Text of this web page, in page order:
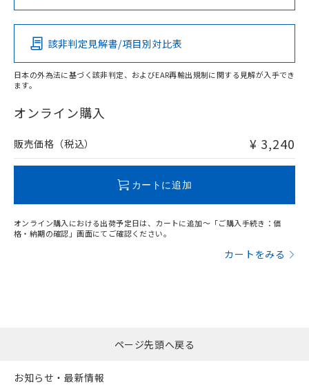
Pb Hg Cd Cr(VI)
O
在庫等で未対応品が混在する可能性があります。
問い合わせください。
この製品の規格認証/適合状況ページへ
その他の認証はこちらのページからご検索ください
該非判定見解書/項目別対比表
日本の外為法に基づく該非判定、およびEAR再輸出規制に関する見解が入手でき
ます。
オンライン購入
販売価格（税込） ¥ 3,240
カートに追加
オンライン購入における出荷予定日は、カートに追加～「ご購入手続き：価
格・納期の確認」画面にてご確認ください。
カートをみる
ページ先頭へ戻る
お知らせ・最新情報